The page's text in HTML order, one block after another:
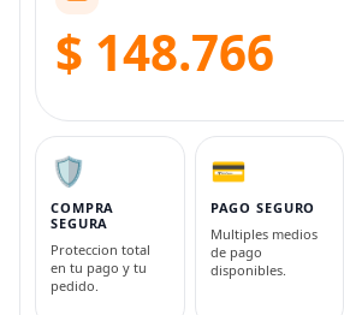
$ 148.766
🛡️
COMPRA
SEGURA
Proteccion total
en tu pago y tu
pedido.
💳
PAGO SEGURO
Multiples medios
de pago
disponibles.